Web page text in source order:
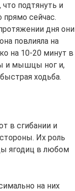
подтянуть и
сейчас.
дня они
повлияла на
на 10-20 минут в
и мышцы ног и,
ходьба.
в сгибании и
Их роль
ягодиц в любом
на них